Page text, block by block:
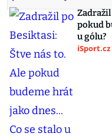
Zadražil
pokud
u gólu?
iSport.cz